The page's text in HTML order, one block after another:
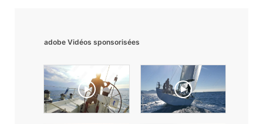
adobe Vidéos sponsorisées